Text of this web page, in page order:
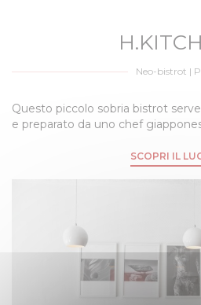
Neo-bistrot |
Questo piccolo sobria bistrot
e preparato da uno chef
SCOPRI IL